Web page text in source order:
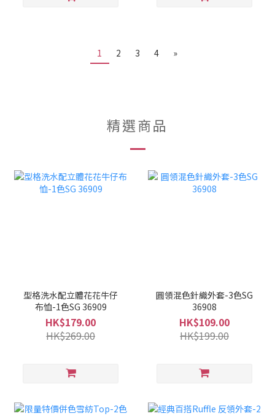
1 2 3 4 »
精選商品
型格洗水配立體花花牛仔
布恤-1色SG 36909
HK$179.00
HK$269.00
圓領混色針織外套-3色SG
36908
HK$109.00
HK$199.00